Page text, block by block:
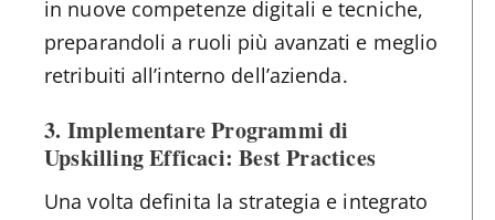
in nuove competenze digitali e tecniche,
preparandoli a ruoli più avanzati e meglio
retribuiti all’interno dell’azienda​.
3. Implementare Programmi di
Upskilling Efficaci: Best Practices
Una volta definita la strategia e integrato